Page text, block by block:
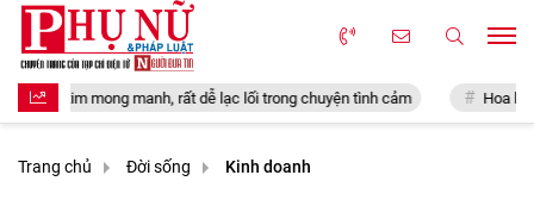
manh, rất dễ lạc lối trong chuyện tình cảm Hoa hậu Đỗ Mỹ Linh
Trang chủ Đời sống Kinh doanh